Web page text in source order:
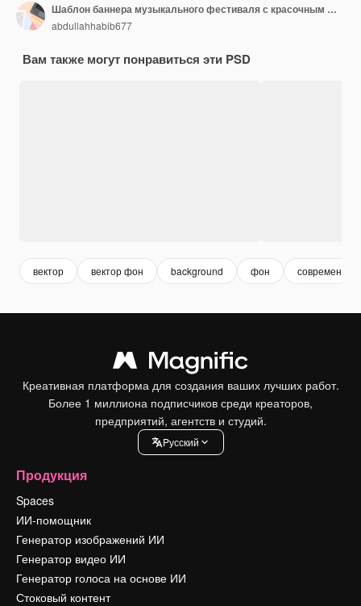
Шаблон баннера музыкального фестиваля с красочным фоном
abdullahhabib677
Вам также могут понравиться эти PSD
вектор вектор фон background фон
Креативная платформа для создания ваших лучших работ.
Более 1 миллиона подписчиков среди креаторов,
предприятий, агентств и студий.
Pусский
Продукция
Spaces
ИИ-помощник
Генератор изображений ИИ
Генератор видео ИИ
Генератор голоса на основе ИИ
Стоковый контент